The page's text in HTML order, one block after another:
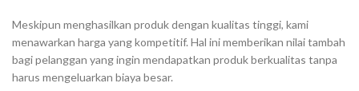
Meskipun menghasilkan produk dengan kualitas tinggi, kami
menawarkan harga yang kompetitif. Hal ini memberikan nilai tambah
bagi pelanggan yang ingin mendapatkan produk berkualitas tanpa
harus mengeluarkan biaya besar.